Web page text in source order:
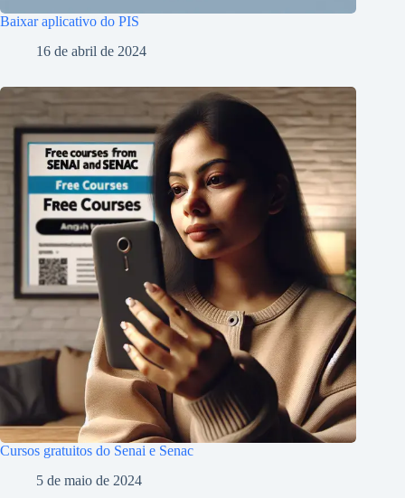
Baixar aplicativo do PIS
16 de abril de 2024
Cursos gratuitos do Senai e Senac
5 de maio de 2024